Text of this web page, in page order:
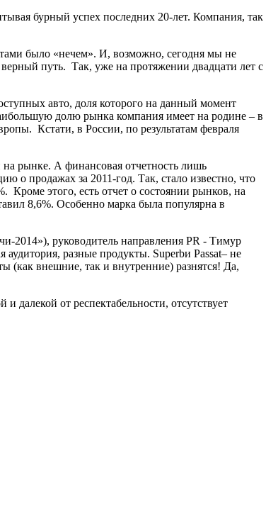
бурный успех последних 20-лет. Компания, так
было «нечем». И, возможно, сегодня мы не
путь. Так, уже на протяжении двадцати лет с
авто, доля которого на данный момент
долю рынка компания имеет на родине – в
Кстати, в России, по результатам февраля
рынке. А финансовая отчетность лишь
о продажах за 2011-год. Так, стало известно, что
этого, есть отчет о состоянии рынков, на
8,6%. Особенно марка была популярна в
2014»), руководитель направления PR - Тимур
разные продукты. Superbи Passat– не
(как внешние, так и внутренние) разнятся! Да,
далекой от респектабельности, отсутствует